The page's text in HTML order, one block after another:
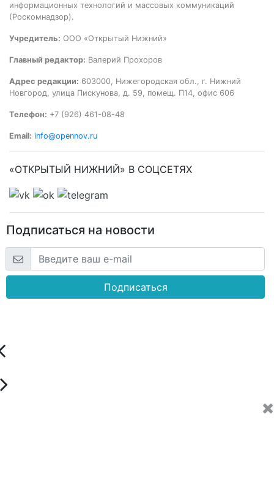
информационных технологий и массовых коммуникаций
(Роскомнадзор).
Учредитель: ООО «Открытый Нижний»
Главный редактор: Валерий Прохоров
Адрес редакции: 603000, Нижегородская обл., г. Нижний
Новгород, улица Пискунова, д. 59, помещ. П14, офис 606
Телефон: +7 (926) 461-08-48
Email: info@opennov.ru
«ОТКРЫТЫЙ НИЖНИЙ» В СОЦСЕТЯХ
Подписаться на новости
Подписаться